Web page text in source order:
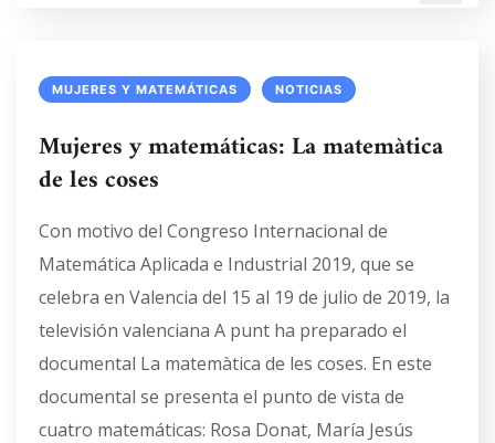
MUJERES Y MATEMÁTICAS NOTICIAS
Mujeres y matemáticas: La matemàtica
de les coses
Con motivo del Congreso Internacional de
Matemática Aplicada e Industrial 2019, que se
celebra en Valencia del 15 al 19 de julio de 2019, la
televisión valenciana A punt ha preparado el
documental La matemàtica de les coses. En este
documental se presenta el punto de vista de
cuatro matemáticas: Rosa Donat, María Jesús